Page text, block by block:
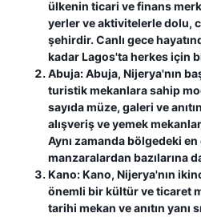
ülkenin ticari ve finans
yerler ve aktivitelerle dolu,
şehirdir. Canlı gece
kadar Lagos'ta herkes için
Abuja:Abuja, Nijerya'nın
turistik mekanlara sahip
sayıda müze, galeri ve
alışveriş ve yemek
Aynı zamanda bölgedeki en
manzaralardan bazılarına
Kano:Kano, Nijerya'nın
önemli bir kültür ve ticaret
tarihi mekan ve anıtın yanı